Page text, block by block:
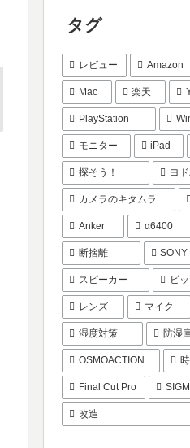
タグ
レビュー Amazon
Mac 楽天
PlayStation
モニター iPad
探そう！ ヨ
カメラのキタムラ
Anker α6400
断捨離 SONY
スピーカー ビ
レンズ マイク
湿度対策 防湿
OSMOACTION
Final Cut Pro
改造